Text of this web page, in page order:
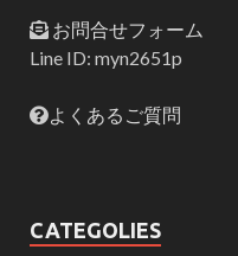
お問合せフォーム
Line ID: myn2651p
よくあるご質問
CATEGOLIES